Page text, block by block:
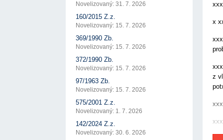
x
z
Novelizovaný: 31. 7. 2026
160/2015 Z.z.
Novelizovaný: 15. 7. 2026
369/1990 Zb.
Novelizovaný: 15. 7. 2026
372/1990 Zb.
Novelizovaný: 15. 7. 2026
97/1963 Zb.
Novelizovaný: 15. 7. 2026
575/2001 Z.z.
Novelizovaný: 1. 7. 2026
142/2024 Z.z.
Novelizovaný: 30. 6. 2026